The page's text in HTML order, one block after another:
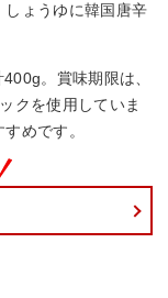
しょうゆに韓国唐辛
。賞味期限は、
クを使用していま
めです。